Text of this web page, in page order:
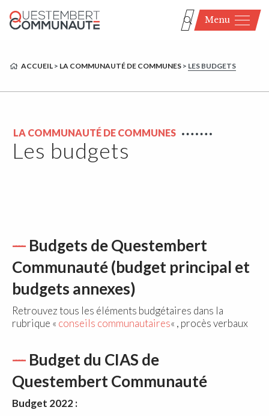
Menu
ACCUEIL > LA COMMUNAUTÉ DE COMMUNES > LES BUDGETS
LA COMMUNAUTÉ DE COMMUNES
Les budgets
Budgets de Questembert
Communauté (budget principal et
budgets annexes)
Retrouvez tous les éléments budgétaires dans la
rubrique « conseils communautaires« , procès verbaux
Budget du CIAS de
Questembert Communauté
Budget 2022 :